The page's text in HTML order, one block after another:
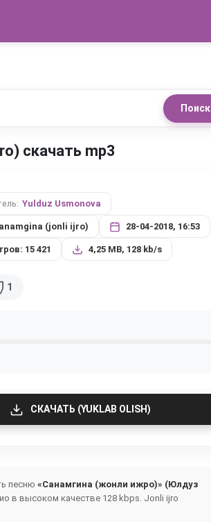
Поиск
скачать mp3
Yulduz Usmonova
(jonli ijro) 28-04-2018, 16:53
15 421 4,25 MB, 128 kb/s
1
СКАЧАТЬ (YUKLAB OLISH)
песню «Санамгина (жонли ижро)» (Юлдуз
в высоком качестве 128 kbps. Jonli ijro